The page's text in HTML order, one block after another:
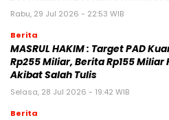
Rabu, 29 Jul 2026 - 22:53 WIB
Berita
MASRUL HAKIM : Target PAD
Rp255 Miliar, Berita Rp155 Miliar
Akibat Salah Tulis
Selasa, 28 Jul 2026 - 19:42 WIB
Berita